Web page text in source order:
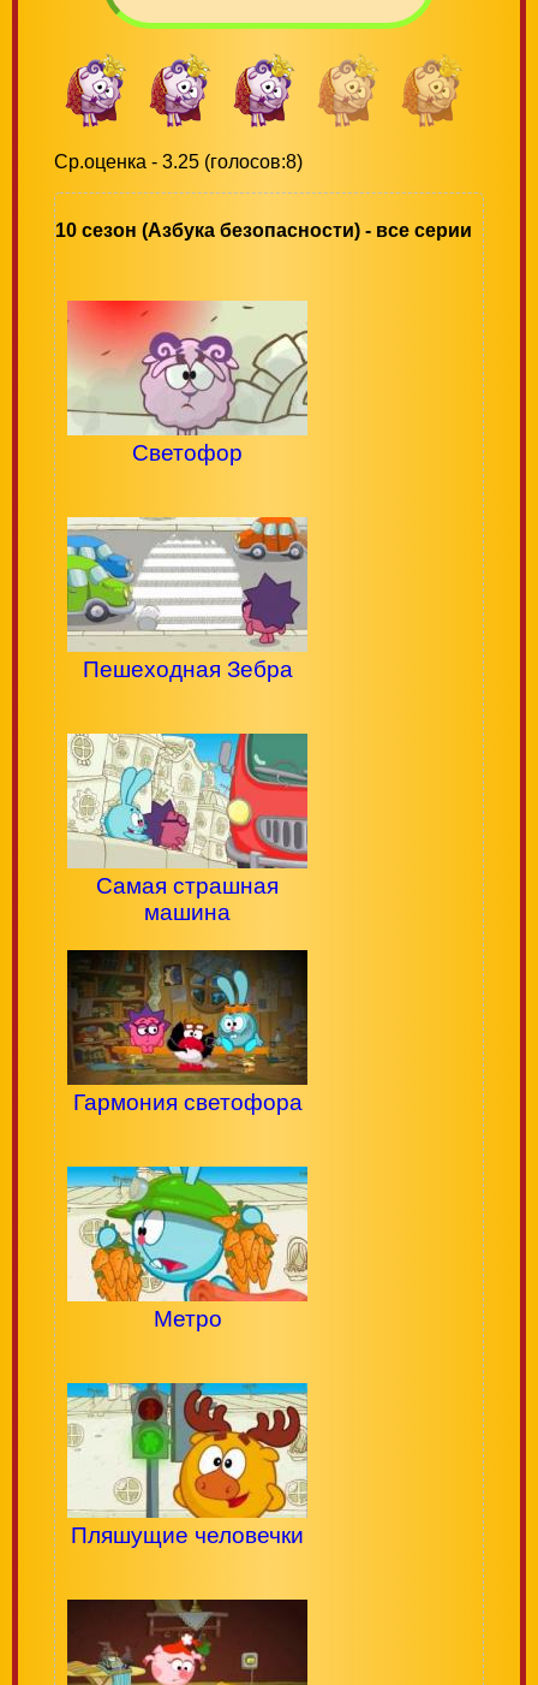
Ср.оценка - 3.25 (голосов:8)
10 сезон (Азбука безопасности) - все серии
Светофор
Пешеходная Зебра
Самая страшная
машина
Гармония светофора
Метро
Пляшущие человечки